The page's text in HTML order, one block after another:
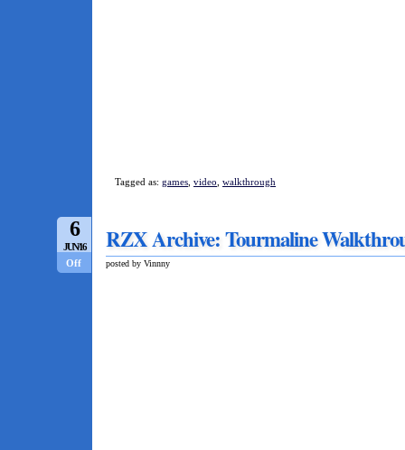
Tagged as: games video walkthrough
6
JUN/16
Off
RZX Archive: Tourmaline
posted by Vinnny